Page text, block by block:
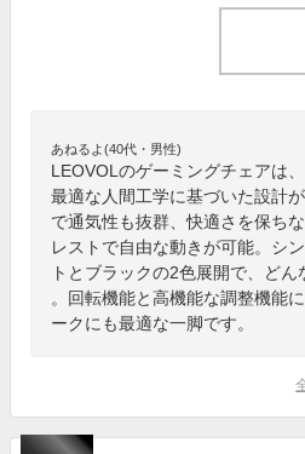
あねるよ(40代・男性)
LEOVOLのゲーミングチェアは
最適な人間工学に基づいた設計
で通気性も抜群、快適さを保ち
レストで自由な動きが可能。シ
トとブラックの2色展開で、ど
。回転機能と高機能な調整機能
ークにも最適な一脚です。